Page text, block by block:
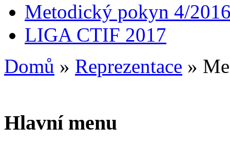
Metodický pokyn 4/
LIGA CTIF 2017
Domů » Reprezentace »
Hlavní menu